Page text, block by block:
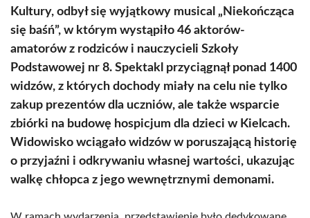
Kultury, odbył się wyjątkowy musical „Niekończąca
się baśń”, w którym wystąpiło 46 aktorów-
amatorów z rodziców i nauczycieli Szkoły
Podstawowej nr 8. Spektakl przyciągnął ponad 1400
widzów, z których dochody miały na celu nie tylko
zakup prezentów dla uczniów, ale także wsparcie
zbiórki na budowę hospicjum dla dzieci w Kielcach.
Widowisko wciągało widzów w poruszającą historię
o przyjaźni i odkrywaniu własnej wartości, ukazując
walkę chłopca z jego wewnętrznymi demonami.